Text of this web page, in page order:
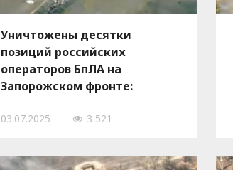
Уничтожены десятки
позиций российских
операторов БпЛА на
Запорожском фронте:
украинских защитников, —
03.07.2025 3 521